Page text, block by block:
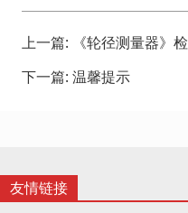
上一篇:
《轮径测量器》
下一篇: 温馨提示
友情链接